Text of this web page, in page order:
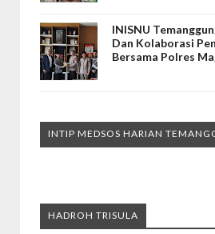
INISNU
Dan Kolaborasi
Bersama Polres
INTIP MEDSOS HARIAN
HADROH TRISULA